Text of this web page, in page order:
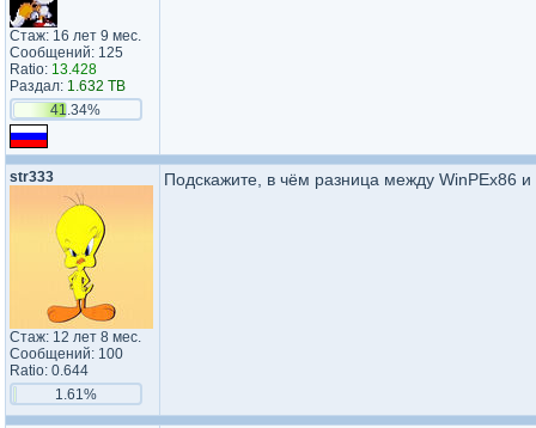
Стаж: 16 лет 9 мес.
Сообщений: 125
Ratio: 13.428
Раздал: 1.632 TB
41.34%
str333
Стаж: 12 лет 8 мес.
Сообщений: 100
Ratio: 0.644
1.61%
Подскажите, в чём разница между WinPEx86